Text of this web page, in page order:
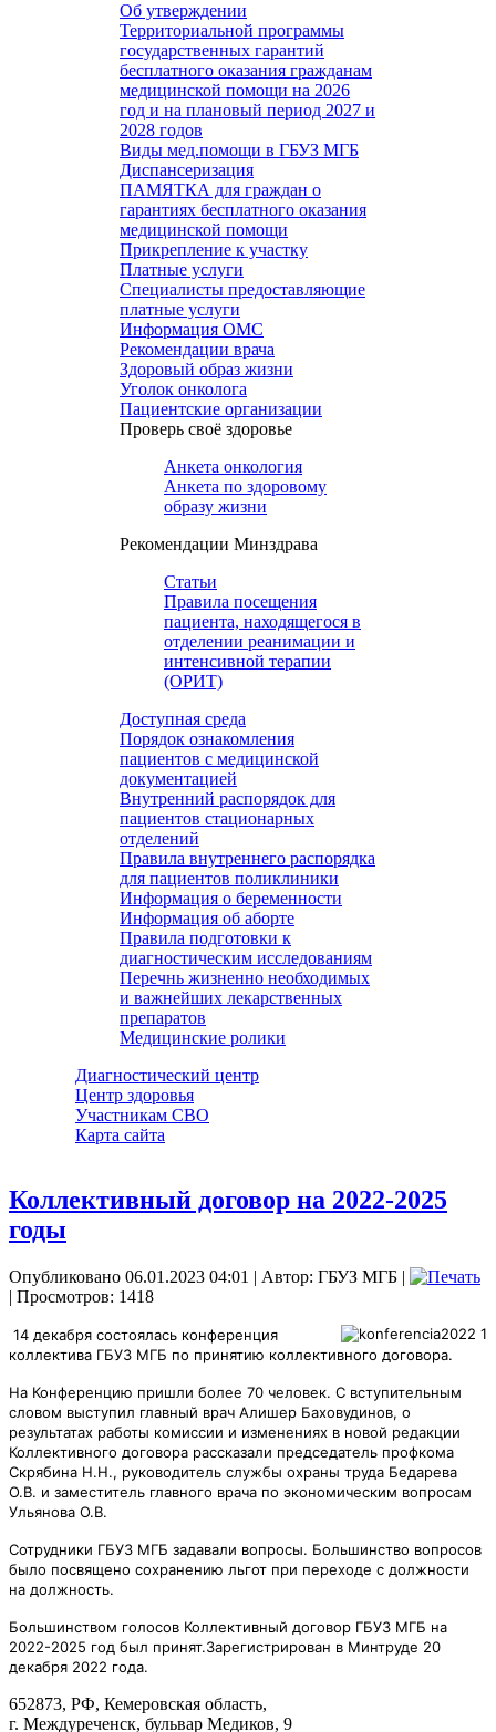
Об утверждении
Территориальной программы
государственных гарантий
бесплатного оказания гражданам
медицинской помощи на 2026
год и на плановый период 2027 и
2028 годов
Виды мед.помощи в ГБУЗ МГБ
Диспансеризация
ПАМЯТКА для граждан о
гарантиях бесплатного оказания
медицинской помощи
Прикрепление к участку
Платные услуги
Специалисты предоставляющие
платные услуги
Информация ОМС
Рекомендации врача
Здоровый образ жизни
Уголок онколога
Пациентские организации
Проверь своё здоровье
Анкета онкология
Анкета по здоровому
образу жизни
Рекомендации Минздрава
Статьи
Правила посещения
пациента, находящегося в
отделении реанимации и
интенсивной терапии
(ОРИТ)
Доступная среда
Порядок ознакомления
пациентов с медицинской
документацией
Внутренний распорядок для
пациентов стационарных
отделений
Правила внутреннего распорядка
для пациентов поликлиники
Информация о беременности
Информация об аборте
Правила подготовки к
диагностическим исследованиям
Перечнь жизненно необходимых
и важнейших лекарственных
препаратов
Медицинские ролики
Диагностический центр
Центр здоровья
Участникам СВО
Карта сайта
Коллективный договор на 2022-2025
годы
Опубликовано 06.01.2023 04:01 | Автор: ГБУЗ МГБ |
| Просмотров: 1418
14 декабря состоялась конференция
коллектива ГБУЗ МГБ по принятию коллективного договора.
На Конференцию пришли более 70 человек. С вступительным
словом выступил главный врач Алишер Баховудинов, о
результатах работы комиссии и изменениях в новой редакции
Коллективного договора рассказали председатель профкома
Скрябина Н.Н., руководитель службы охраны труда Бедарева
О.В. и заместитель главного врача по экономическим вопросам
Ульянова О.В.
Сотрудники ГБУЗ МГБ задавали вопросы. Большинство вопросов
было посвящено сохранению льгот при переходе с должности
на должность.
Большинством голосов Коллективный договор ГБУЗ МГБ на
2022-2025 год был принят.Зарегистрирован в Минтруде 20
декабря 2022 года.
652873, РФ, Кемеровская область,
г. Междуреченск, бульвар Медиков, 9